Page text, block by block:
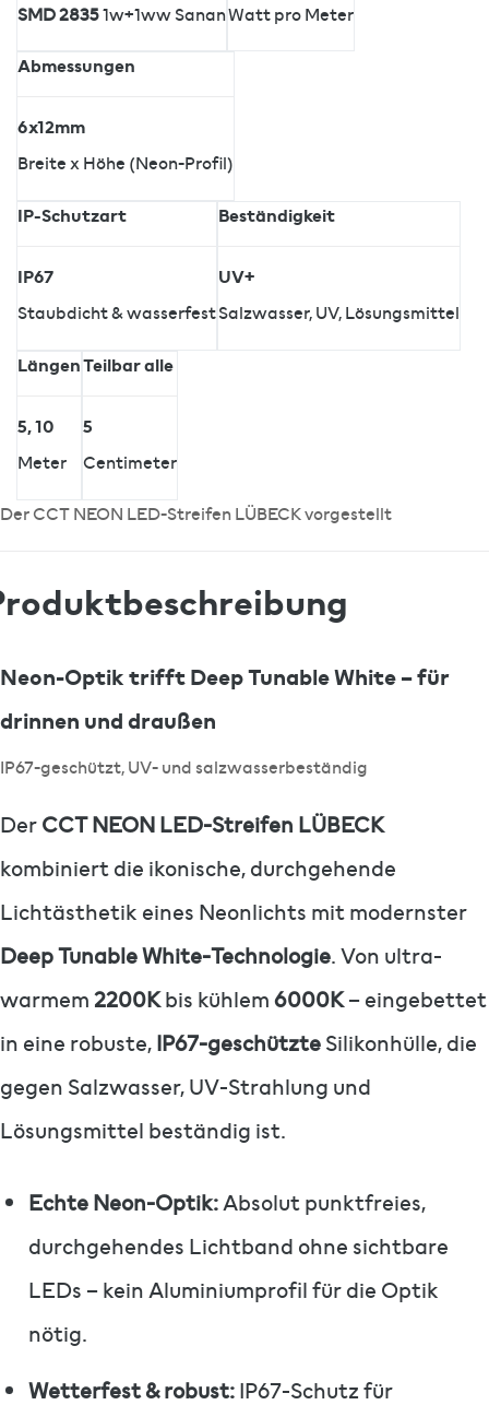
SMD 28351w+1ww SananWatt pro Meter
Abmessungen
6x12mm
Breite x Höhe (Neon-Profil)
IP-Schutzart
IP67
Staubdicht & wasserfest
Beständigkeit
UV+
Salzwasser, UV, Lösungsmittel
Längen
5, 10
Meter
Teilbar alle
5
Centimeter
Der CCT NEON LED-Streifen LÜBECK vorgestellt
Neon-Optik trifft Deep Tunable White – für
drinnen und draußen
IP67-geschützt, UV- und salzwasserbeständig
DerCCT NEON LED-Streifen LÜBECK
kombiniert die ikonische, durchgehende
Lichtästhetik eines Neonlichts mit modernster
Deep Tunable White-Technologie. Von ultra-
warmem2200Kbis kühlem6000K– eingebettet
in eine robuste,IP67-geschützteSilikonhülle, die
gegen Salzwasser, UV-Strahlung und
Lösungsmittel beständig ist.
Echte Neon-Optik:Absolut punktfreies,
durchgehendes Lichtband ohne sichtbare
LEDs – kein Aluminiumprofil für die Optik
nötig.
Wetterfest & robust:IP67-Schutz für